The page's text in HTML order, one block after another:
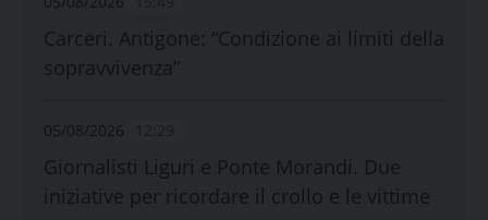
Carceri. Antigone: “Condizione ai limiti della
sopravvivenza”
05/08/2026
Giornalisti Liguri e Ponte Morandi. Due
iniziative per ricordare il crollo e le vittime